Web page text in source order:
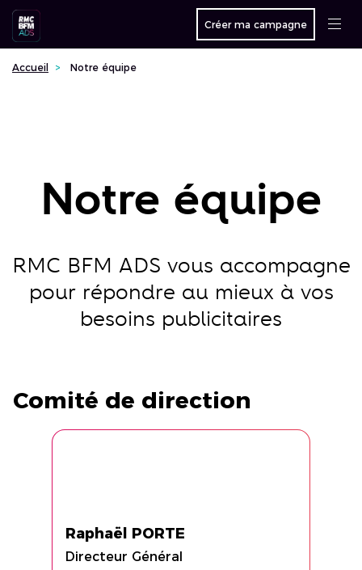
Créer ma campagne
Accueil Notre équipe
Notre équipe
RMC BFM ADS vous accompagne
pour répondre au mieux à vos
besoins publicitaires
Comité de direction
Raphaël PORTE
Directeur Général